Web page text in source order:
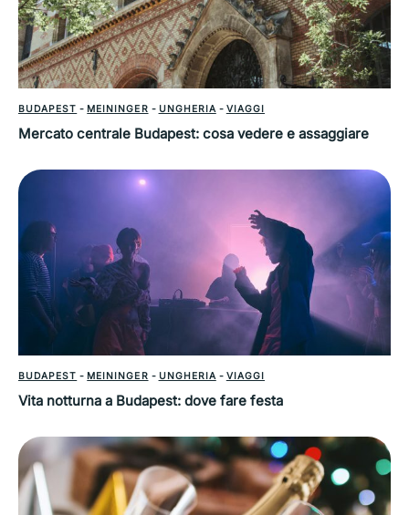
BUDAPEST - MEININGER - UNGHERIA - VIAGGI
Mercato centrale Budapest: cosa vedere e assaggiare
BUDAPEST - MEININGER - UNGHERIA - VIAGGI
Vita notturna a Budapest: dove fare festa